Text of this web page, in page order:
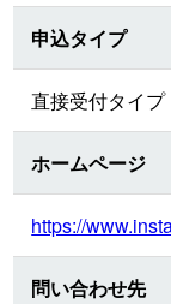
申込タイプ
直接受付タイプ
ホームページ
https://
問い合わせ先